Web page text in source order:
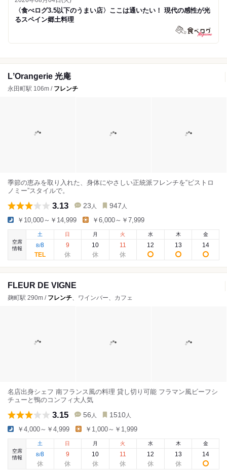
〈食べログ3.5以下のうまい店〉ここは通いたい！ 現代の感性が光
るスペイン郷土料理
LʼOrangerie 光庵
永田町駅 106m / フレンチ
季節の恵みを取り入れた、身体にやさしい正統派フレンチを“ビストロ
ノミー”スタイルで。
3.13 23 人 947 人
￥10,000～￥14,999 ￥6,000～￥7,999
空席
情報
土
8/8
日
9
月
10
火
11
水
12
木
13
金
14
FLEUR DE VIGNE
麹町駅 290m / フレンチ、ワインバー、カフェ
名店出身シェフ 南フランス風の料理 貸し切り可能 フラマン風ビーフシ
チューと鴨のコンフィ大人気
3.15 56 人 1510 人
￥4,000～￥4,999 ￥1,000～￥1,999
空席
情報
土
8/8
日
9
月
10
火
11
水
12
木
13
金
14